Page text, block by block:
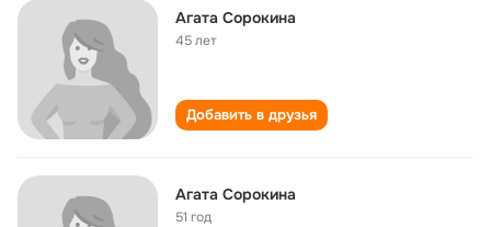
Агата Сорокина
45 лет
Добавить в друзья
Агата Сорокина
51 год